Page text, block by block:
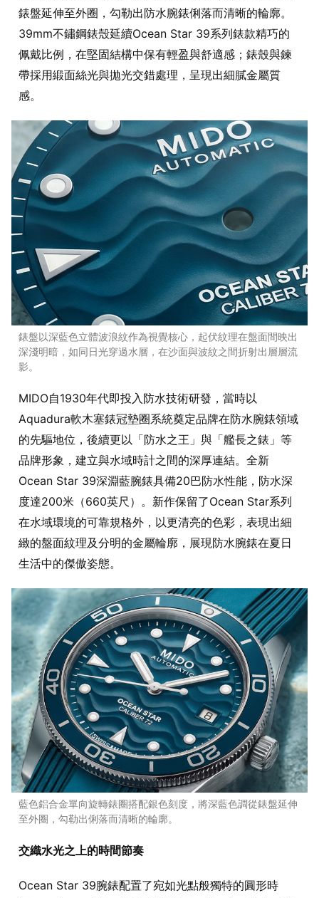
錶盤延伸至外圈，勾勒出防水腕錶俐落而清晰的輪廓。
39mm不鏽鋼錶殼延續Ocean Star 39系列錶款精巧的
佩戴比例，在堅固結構中保有輕盈與舒適感；錶殼與鍊
帶採用緞面絲光與拋光交錯處理，呈現出細膩金屬質
感。
錶盤以深藍色立體波浪紋作為視覺核心，起伏紋理在盤面間映出
深淺明暗，如同日光穿過水層，在沙面與波紋之間折射出層層流
影。
MIDO自1930年代即投入防水技術研發，當時以
Aquadura軟木塞錶冠墊圈系統奠定品牌在防水腕錶領域
的先驅地位，後續更以「防水之王」與「艦長之錶」等
品牌形象，建立與水域時計之間的深厚連結。全新
Ocean Star 39深淵藍腕錶具備20巴防水性能，防水深
度達200米（660英尺）。新作保留了Ocean Star系列
在水域環境的可靠規格外，以更清亮的色彩，表現出細
緻的盤面紋理及分明的金屬輪廓，展現防水腕錶在夏日
生活中的傑傲姿態。
藍色鋁合金單向旋轉錶圈搭配銀色刻度，將深藍色調從錶盤延伸
至外圈，勾勒出俐落而清晰的輪廓。
交織水光之上的時間節奏
Ocean Star 39腕錶配置了宛如光點般獨特的圓形時